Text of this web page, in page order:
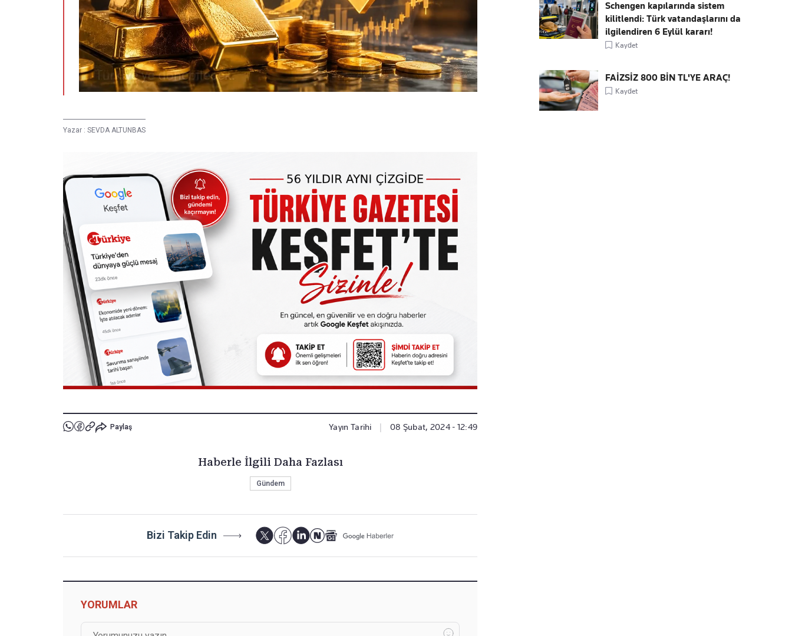
Yazar : SEVDA ALTUNBAS
Paylaş Yayın Tarihi 08 Şubat, 2024 - 12:49
Haberle İlgili Daha Fazlası
Gündem
Bizi Takip Edin
YORUMLAR
Schengen kapılarında sistem
kilitlendi: Türk vatandaşlarını da
ilgilendiren 6 Eylül kararı!
Kaydet
FAİZSİZ 800 BİN TL'YE ARAÇ!
Kaydet